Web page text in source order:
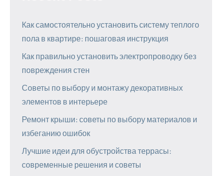
Как самостоятельно установить систему теплого
пола в квартире: пошаговая инструкция
Как правильно установить электропроводку без
повреждения стен
Советы по выбору и монтажу декоративных
элементов в интерьере
Ремонт крыши: советы по выбору материалов и
избеганию ошибок
Лучшие идеи для обустройства террасы:
современные решения и советы